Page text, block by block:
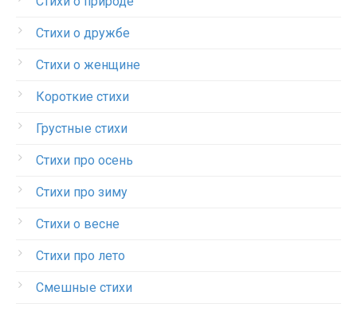
Стихи о дружбе
Стихи о женщине
Короткие стихи
Грустные стихи
Стихи про осень
Стихи про зиму
Стихи о весне
Стихи про лето
Смешные стихи